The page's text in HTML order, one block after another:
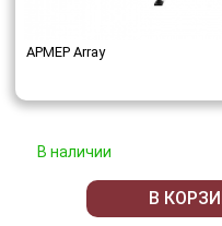
АРМЕР Array
В наличии
В